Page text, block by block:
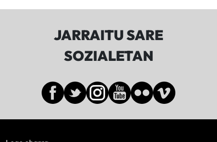
JARRAITU SARE
SOZIALETAN